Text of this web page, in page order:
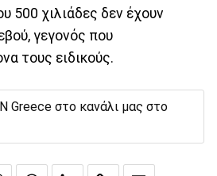
500 χιλιάδες δεν έχουν
γεγονός που
τους ειδικούς.
Greece στο κανάλι μας στο